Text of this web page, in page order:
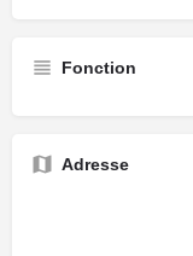
Fonction
Adresse